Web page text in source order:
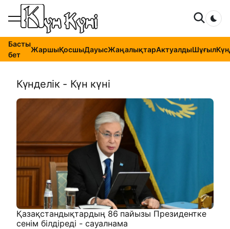
Басты
бет
ЖаршыҚосшыДауысЖаңалықтарАктуалдыШұғыл
Күнделік - Күн күні
Қазақстандықтардың 86 пайызы Президентке
сенім білдіреді - сауалнама